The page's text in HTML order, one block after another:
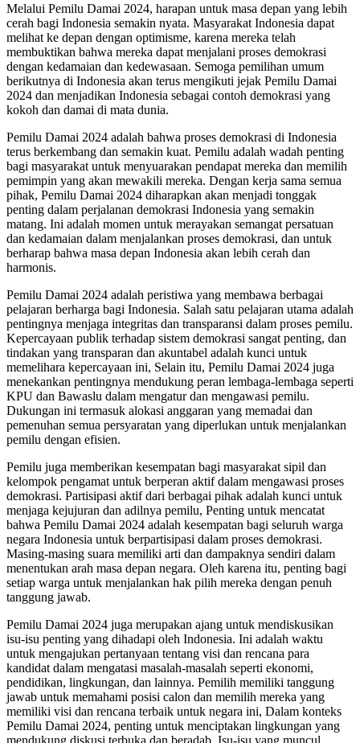
Melalui Pemilu Damai 2024, harapan untuk masa depan yang lebih
cerah bagi Indonesia semakin nyata. Masyarakat Indonesia dapat
melihat ke depan dengan optimisme, karena mereka telah
membuktikan bahwa mereka dapat menjalani proses demokrasi
dengan kedamaian dan kedewasaan. Semoga pemilihan umum
berikutnya di Indonesia akan terus mengikuti jejak Pemilu Damai
2024 dan menjadikan Indonesia sebagai contoh demokrasi yang
kokoh dan damai di mata dunia.
Pemilu Damai 2024 adalah bahwa proses demokrasi di Indonesia
terus berkembang dan semakin kuat. Pemilu adalah wadah penting
bagi masyarakat untuk menyuarakan pendapat mereka dan memilih
pemimpin yang akan mewakili mereka. Dengan kerja sama semua
pihak, Pemilu Damai 2024 diharapkan akan menjadi tonggak
penting dalam perjalanan demokrasi Indonesia yang semakin
matang. Ini adalah momen untuk merayakan semangat persatuan
dan kedamaian dalam menjalankan proses demokrasi, dan untuk
berharap bahwa masa depan Indonesia akan lebih cerah dan
harmonis.
Pemilu Damai 2024 adalah peristiwa yang membawa berbagai
pelajaran berharga bagi Indonesia. Salah satu pelajaran utama adalah
pentingnya menjaga integritas dan transparansi dalam proses pemilu.
Kepercayaan publik terhadap sistem demokrasi sangat penting, dan
tindakan yang transparan dan akuntabel adalah kunci untuk
memelihara kepercayaan ini, Selain itu, Pemilu Damai 2024 juga
menekankan pentingnya mendukung peran lembaga-lembaga seperti
KPU dan Bawaslu dalam mengatur dan mengawasi pemilu.
Dukungan ini termasuk alokasi anggaran yang memadai dan
pemenuhan semua persyaratan yang diperlukan untuk menjalankan
pemilu dengan efisien.
Pemilu juga memberikan kesempatan bagi masyarakat sipil dan
kelompok pengamat untuk berperan aktif dalam mengawasi proses
demokrasi. Partisipasi aktif dari berbagai pihak adalah kunci untuk
menjaga kejujuran dan adilnya pemilu, Penting untuk mencatat
bahwa Pemilu Damai 2024 adalah kesempatan bagi seluruh warga
negara Indonesia untuk berpartisipasi dalam proses demokrasi.
Masing-masing suara memiliki arti dan dampaknya sendiri dalam
menentukan arah masa depan negara. Oleh karena itu, penting bagi
setiap warga untuk menjalankan hak pilih mereka dengan penuh
tanggung jawab.
Pemilu Damai 2024 juga merupakan ajang untuk mendiskusikan
isu-isu penting yang dihadapi oleh Indonesia. Ini adalah waktu
untuk mengajukan pertanyaan tentang visi dan rencana para
kandidat dalam mengatasi masalah-masalah seperti ekonomi,
pendidikan, lingkungan, dan lainnya. Pemilih memiliki tanggung
jawab untuk memahami posisi calon dan memilih mereka yang
memiliki visi dan rencana terbaik untuk negara ini, Dalam konteks
Pemilu Damai 2024, penting untuk menciptakan lingkungan yang
mendukung diskusi terbuka dan beradab. Isu-isu yang muncul